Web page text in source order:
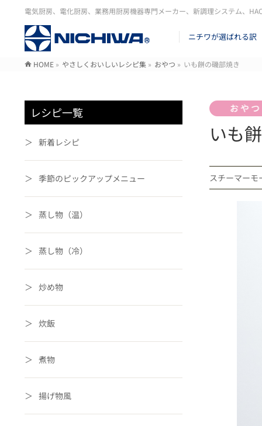
電気厨房、電化厨房、業務用厨房機器専門メーカー、新調理システム、
ニチワが選ばれる訳
HOME » やさしくおいしいレシピ集 » おやつ » いも餅の磯部焼き
いも
スチーマー
レシピ一覧
新着レシピ
季節のピックアップメニュー
蒸し物（温）
蒸し物（冷）
炒め物
炊飯
煮物
揚げ物風